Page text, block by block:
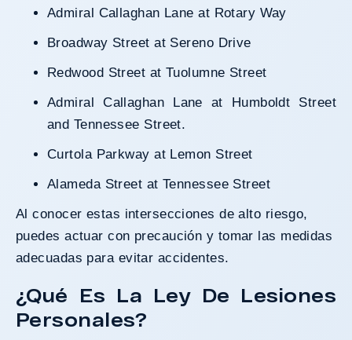
Admiral Callaghan Lane at Rotary Way
Broadway Street at Sereno Drive
Redwood Street at Tuolumne Street
Admiral Callaghan Lane at Humboldt Street
and Tennessee Street.
Curtola Parkway at Lemon Street
Alameda Street at Tennessee Street
Al conocer estas intersecciones de alto riesgo,
puedes actuar con precaución y tomar las medidas
adecuadas para evitar accidentes.
¿Qué Es La Ley De Lesiones
Personales?